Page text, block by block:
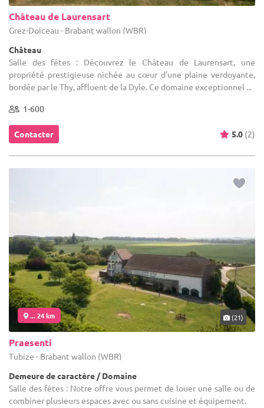
Château de Laurensart
Grez-Doiceau - Brabant wallon (WBR)
Château
Salle des fêtes : Découvrez le Château de Laurensart, une
propriété prestigieuse nichée au cœur d'une plaine verdoyante,
bordée par le Thy, affluent de la Dyle. Ce domaine exceptionnel ...
1-600
Contacter 5.0 (2)
... 24 km (21)
Praesenti
Tubize - Brabant wallon (WBR)
Demeure de caractère / Domaine
Salle des fêtes : Notre offre vous permet de louer une salle ou de
combiner plusieurs espaces avec ou sans cuisine et équipement.